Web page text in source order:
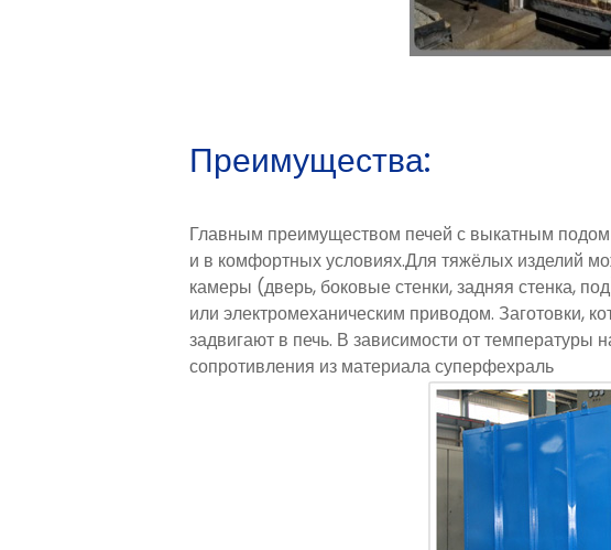
Преимущества:
Главным преимуществом печей с выкатным подом
и в комфортных условиях.Для тяжёлых изделий
камеры (дверь, боковые стенки, задняя стенка,
или электромеханическим приводом. Заготовки,
задвигают в печь. В зависимости от
сопротивления из материала суперфехраль